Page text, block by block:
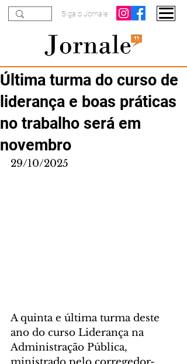
Siga o Jornale
Última turma do curso de
liderança e boas práticas
no trabalho será em
novembro
29/10/2025
A quinta e última turma deste
ano do curso Liderança na
Administração Pública,